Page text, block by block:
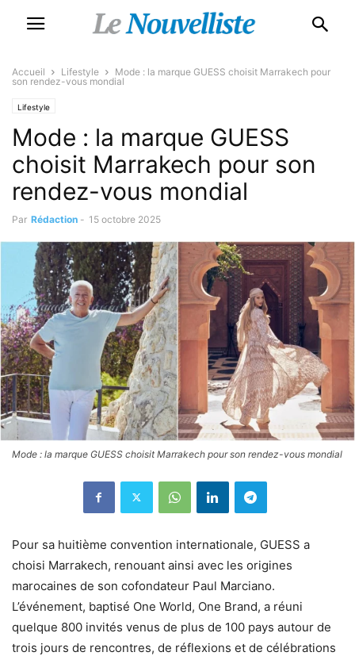
Accueil Lifestyle
Mode : la marque GUESS choisit Marrakech pour
son rendez-vous mondial
Lifestyle
Mode : la marque GUESS
choisit Marrakech pour son
rendez-vous mondial
Par Rédaction - 15 octobre 2025
Mode : la marque GUESS choisit Marrakech pour son rendez-vous mondial
Pour sa huitième convention internationale, GUESS a
choisi Marrakech, renouant ainsi avec les origines
marocaines de son cofondateur Paul Marciano.
L’événement, baptisé One World, One Brand, a réuni
quelque 800 invités venus de plus de 100 pays autour de
trois jours de rencontres, de réflexions et de célébrations